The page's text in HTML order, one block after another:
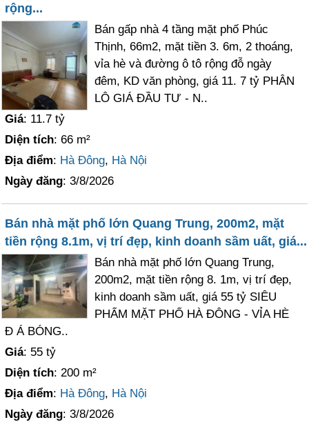
rộng...
Bán gấp nhà 4 tầng mặt phố Phúc
Thịnh, 66m2, mặt tiền 3. 6m, 2 thoáng,
vỉa hè và đường ô tô rộng đỗ ngày
đêm, KD văn phòng, giá 11. 7 tỷ PHÂN
LÔ GIÁ ĐẦU TƯ - N..
Giá: 11.7 tỷ
Diện tích: 66 m²
Địa điểm: Hà Đông, Hà Nội
Ngày đăng: 3/8/2026
Bán nhà mặt phố lớn Quang Trung, 200m2, mặt
tiền rộng 8.1m, vị trí đẹp, kinh doanh sầm uất, giá...
Bán nhà mặt phố lớn Quang Trung,
200m2, mặt tiền rộng 8. 1m, vị trí đẹp,
kinh doanh sầm uất, giá 55 tỷ SIÊU
PHẨM MẶT PHỐ HÀ ĐÔNG - VỈA HÈ
Đ Á BÓNG..
Giá: 55 tỷ
Diện tích: 200 m²
Địa điểm: Hà Đông, Hà Nội
Ngày đăng: 3/8/2026